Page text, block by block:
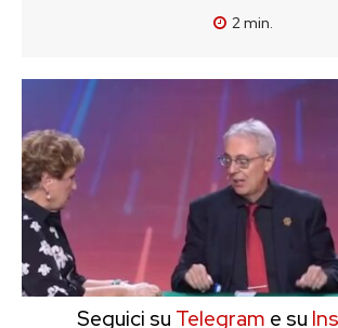
2min.
Seguici su Telegram e su